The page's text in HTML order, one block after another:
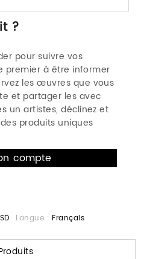
?
pour suivre vos
premier à être informer
les œuvres que vous
et partager les avec
un artistes, déclinez et
produits uniques
Langue : Français